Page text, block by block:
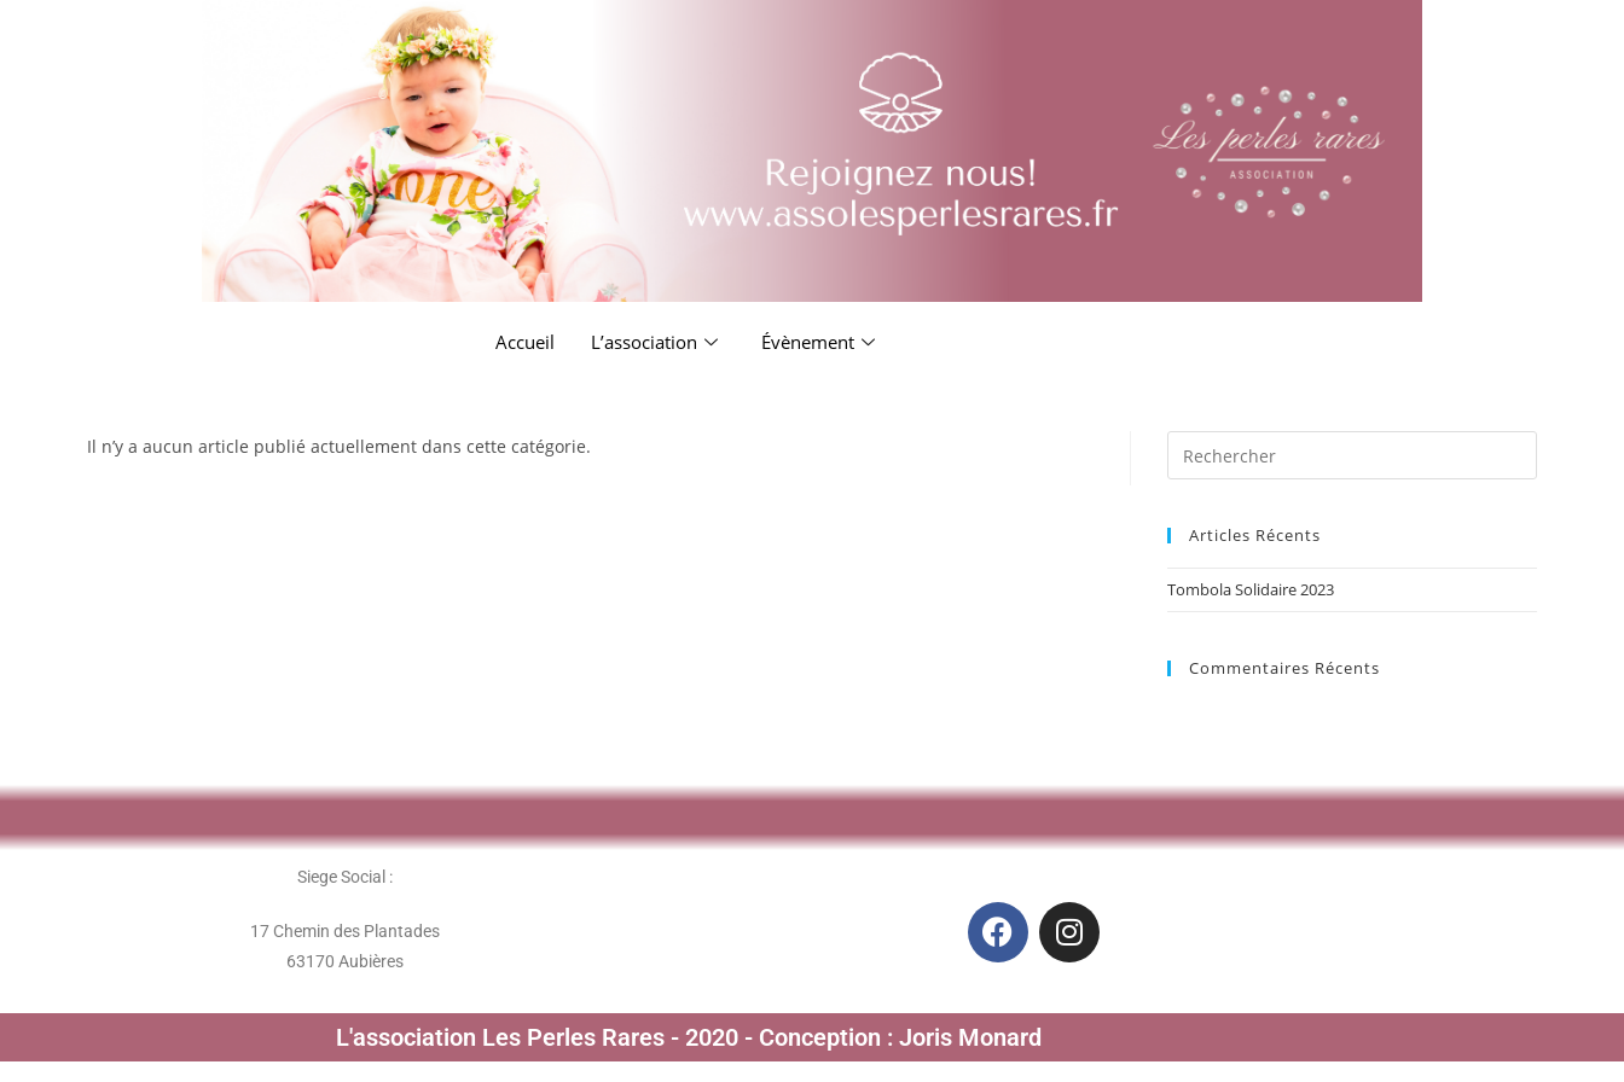
Accueil L’association Évènement
Il n’y a aucun article publié actuellement dans cette catégorie.
Articles Récents
Tombola Solidaire 2023
Commentaires Récents
Siege Social :
17 Chemin des Plantades
63170 Aubières
L'association Les Perles Rares - 2020 - Conception : Joris Monard